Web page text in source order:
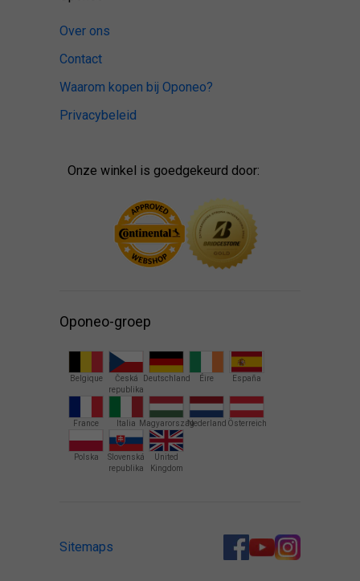
Over ons
Contact
Waarom kopen bij Oponeo?
Privacybeleid
Onze winkel is goedgekeurd door:
Oponeo-groep
Belgique
Česká
republika
Deutschland Éire España
France Italia MagyarországNederland Österreich
Polska
Slovenská
republika
United
Kingdom
Sitemaps